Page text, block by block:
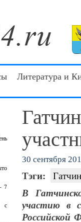
Литература и
7
с
30 сентября
Тэги:
В
участию в
Российской